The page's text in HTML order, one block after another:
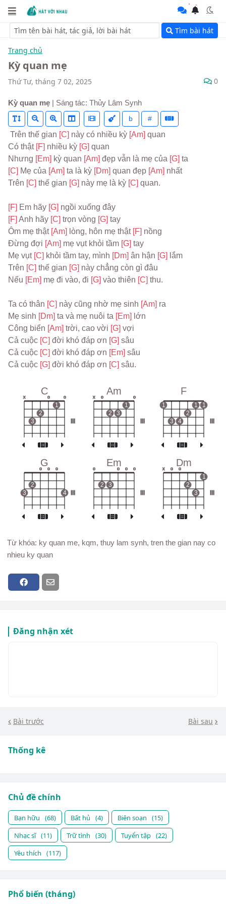
Tìm bài hát
Trang chủ
Kỳ quan mẹ
Thứ Tư, tháng 7 02, 2025 0
Kỳ quan mẹ | Sáng tác: Thủy Lâm Synh
b #
Trên thế gian [C] này có nhiều kỳ [Am] quan
Có thật [F] nhiều kỳ [G] quan
Nhưng [Em] kỳ quan [Am] đẹp vẫn là mẹ của [G] ta
[C] Mẹ của [Am] ta là kỳ [Dm] quan đẹp [Am] nhất
Trên [C] thế gian [G] này mẹ là kỳ [C] quan.
[F] Em hãy [G] ngồi xuống đây
[F] Anh hãy [C] trọn vòng [G] tay
Ôm mẹ thật [Am] lòng, hôn mẹ thật [F] nồng
Đừng đợi [Am] mẹ vụt khỏi tầm [G] tay
Mẹ vụt [C] khỏi tầm tay, mình [Dm] ân hận [G] lắm
Trên [C] thế gian [G] này chẳng còn gì đâu
Nếu [Em] mẹ đi vào, đi [G] vào thiên [C] thu.
Ta có thân [C] này cũng nhờ mẹ sinh [Am] ra
Mẹ sinh [Dm] ta và mẹ nuôi ta [Em] lớn
Công biển [Am] trời, cao vời [G] vợi
Cả cuộc [C] đời khó đáp ơn [G] sâu
Cả cuộc [C] đời khó đáp ơn [Em] sâu
Cả cuộc [G] đời khó đáp ơn [C] sâu.
C
x
3
2
o
1
o
Am
x o
2 3
1
o
F
1
3 4
2
1 1
G
3
2
o o o
4
Em
o
2 3
o o o
Dm
x o o
2
3
1
Từ khóa: ky quan me, kqm, thuy lam synh, tren the gian nay co
nhieu ky quan
Đăng nhận xét
Bài trước Bài sau
Thống kê
Chủ đề chính
Bạn hữu (68) Bất hủ (4) Biên soạn
(15)
Nhạc sĩ (11) Trữ tình (30) Tuyển tập (22)
Yêu thích
(117)
Phổ biến (tháng)